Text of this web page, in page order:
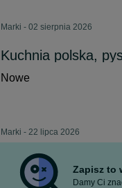
Marki - 02 sierpnia 2026
Kuchnia polska,
Nowe
Marki - 22 lipca 2026
Zapisz to
Damy Ci